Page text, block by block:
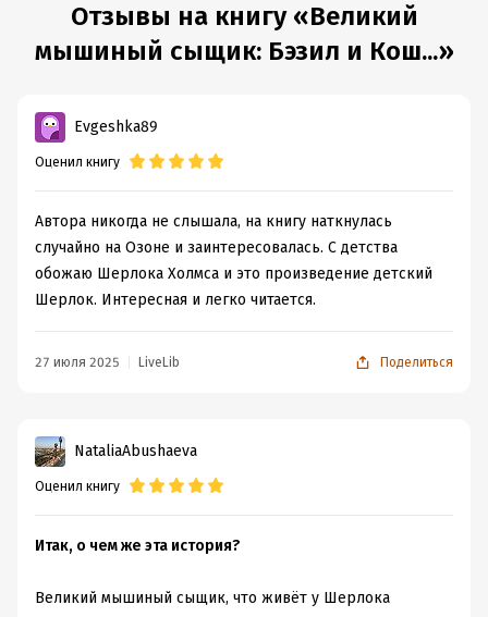
Отзывы на книгу «Великий
мышиный сыщик: Бэзил и Кош...»
Evgeshka89
Оценил книгу
Автора никогда не слышала, на книгу наткнулась
случайно на Озоне и заинтересовалась. С детства
обожаю Шерлока Холмса и это произведение детский
Шерлок. Интересная и легко читается.
27 июля 2025 LiveLib Поделиться
NataliaAbushaeva
Оценил книгу
Итак, о чем же эта история?
Великий мышиный сыщик, что живёт у Шерлока